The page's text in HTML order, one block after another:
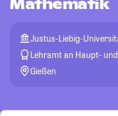
Mathematik
Justus-Liebig-
Lehramt an Haupt-
Gießen